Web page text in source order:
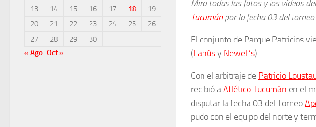
Mira todas las fotos y los vídeos
Tucumánpor la fecha 03 del torneo
El conjunto de Parque Patricios
(Lanúsy Newell’s)
Con el arbitraje de Patricio
recibió aAtlético Tucumán en el
disputar la fecha 03 del Torneo
pudo con el equipo del norte y
13
14 15 16 17 18
19
20
21 22 23 24 25
26
27
28 29
30
« Ago Oct »